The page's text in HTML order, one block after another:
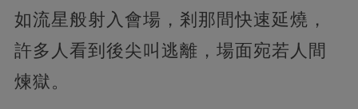
如流星般射入會場，剎那間快速延燒，
許多人看到後尖叫逃離，場面宛若人間
煉獄。